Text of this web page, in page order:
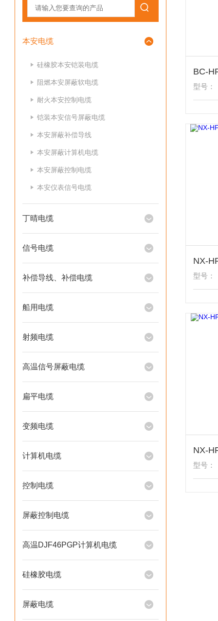
本安电缆
硅橡胶本安铠装电缆
阻燃本安屏蔽软电缆
耐火本安控制电缆
铠装本安信号屏蔽电缆
本安屏蔽补偿导线
本安屏蔽计算机电缆
本安屏蔽控制电缆
本安仪表信号电缆
丁晴电缆
信号电缆
补偿导线、补偿电缆
船用电缆
射频电缆
高温信号屏蔽电缆
扁平电缆
变频电缆
计算机电缆
控制电缆
屏蔽控制电缆
高温DJF46PGP计算机电缆
硅橡胶电缆
屏蔽电缆
型号：
型号：
型号：